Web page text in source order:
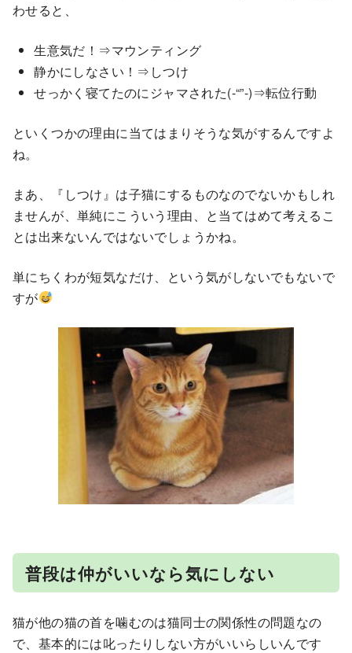
わせると、
生意気だ！⇒マウンティング
静かにしなさい！⇒しつけ
せっかく寝てたのにジャマされた(-“”-)⇒転位行動
といくつかの理由に当てはまりそうな気がするんですよ
ね。
まあ、『しつけ』は子猫にするものなのでないかもしれ
ませんが、単純にこういう理由、と当てはめて考えるこ
とは出来ないんではないでしょうかね。
単にちくわが短気なだけ、という気がしないでもないで
すが
普段は仲がいいなら気にしない
猫が他の猫の首を噛むのは猫同士の関係性の問題なの
で、基本的には叱ったりしない方がいいらしいんです